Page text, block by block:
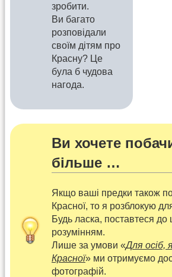
зробити.
Ви багато
розповідали
своїм дітям про
Красну? Це
була б чудова
нагода.
Ви хочете
більше …
Якщо ваші предки також
Красної, то я розблокую
Будь ласка, поставтеся до
розумінням.
Лише за умови «Для осіб,
Красної» ми отримуємо
фотографій.